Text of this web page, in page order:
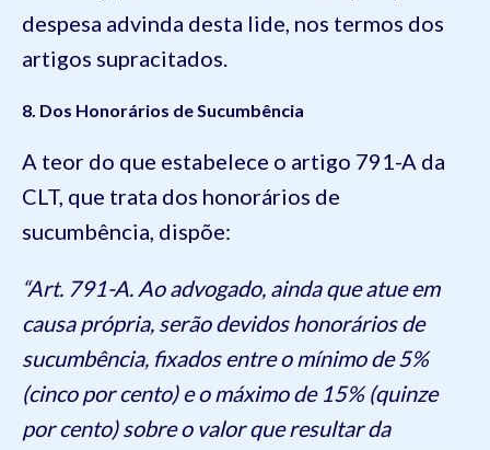
despesa advinda desta lide, nos termos dos
artigos supracitados.
8. Dos Honorários de Sucumbência
A teor do que estabelece o artigo 791-A da
CLT, que trata dos honorários de
sucumbência, dispõe:
“Art. 791-A. Ao advogado, ainda que atue em
causa própria, serão devidos honorários de
sucumbência, fixados entre o mínimo de 5%
(cinco por cento) e o máximo de 15% (quinze
por cento) sobre o valor que resultar da